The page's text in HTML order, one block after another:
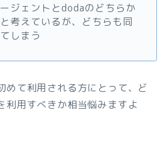
ジェントとdodaのどちらか
考えているが、どちらも同
しまう
めて利用される方にとって、ど
利用すべきか相当悩みますよ